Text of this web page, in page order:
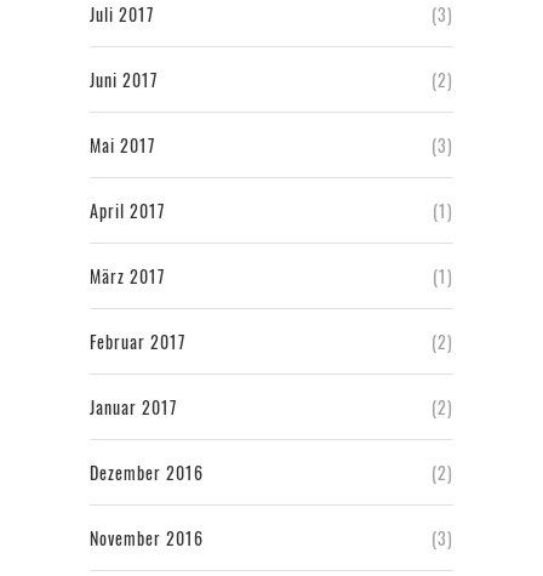
Juli 2017 (3)
Juni 2017 (2)
Mai 2017 (3)
April 2017 (1)
März 2017 (1)
Februar 2017 (2)
Januar 2017 (2)
Dezember 2016 (2)
November 2016 (3)